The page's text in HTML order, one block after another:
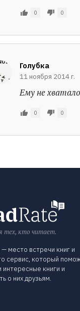
0 0
Голубка
11 ноября 2014 г.
Ему не
0 0
тех, кто читает.
— место встречи книг и
сервис, который
интересные книги и
о них друзьям.